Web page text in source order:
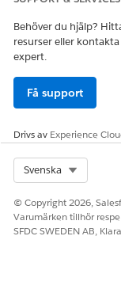
Behöver du hjälp?
resurser eller kontakta
expert.
Få support
Drivs av Experience
Svenska
© Copyright 2026,
Varumärken tillhör
SFDC SWEDEN AB,